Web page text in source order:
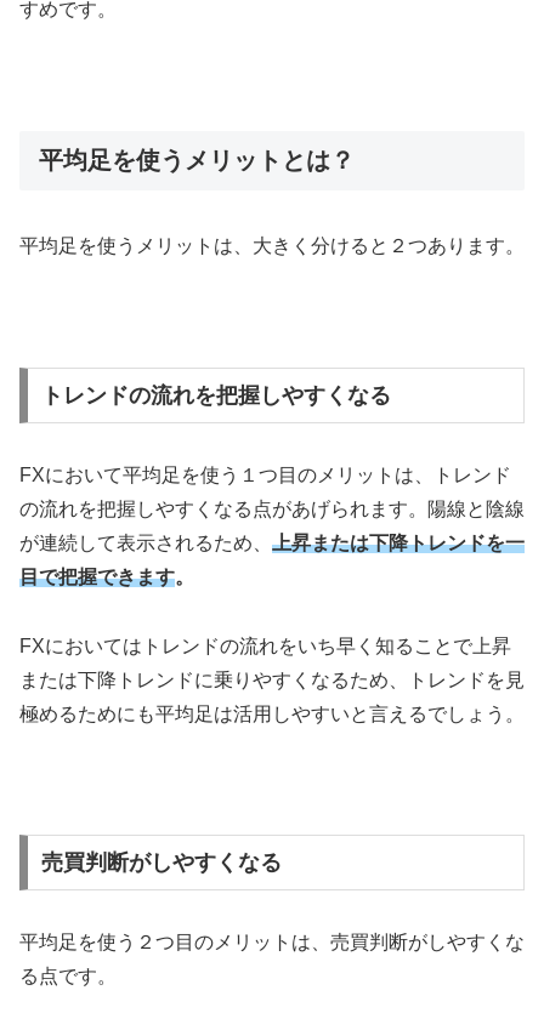
すめです。
平均足を使うメリットとは？
平均足を使うメリットは、大きく分けると２つあります。
トレンドの流れを把握しやすくなる
FXにおいて平均足を使う１つ目のメリットは、トレンド
の流れを把握しやすくなる点があげられます。陽線と陰線
が連続して表示されるため、 上昇または下降トレンドを一
目で把握できます。
FXにおいてはトレンドの流れをいち早く知ることで上昇
または下降トレンドに乗りやすくなるため、トレンドを見
極めるためにも平均足は活用しやすいと言えるでしょう。
売買判断がしやすくなる
平均足を使う２つ目のメリットは、売買判断がしやすくな
る点です。